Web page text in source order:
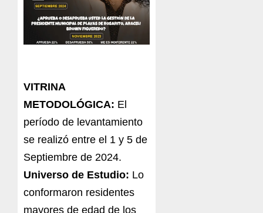
VITRINA
METODOLÓGICA: El
período de levantamiento
se realizó entre el 1 y 5 de
Septiembre de 2024.
Universo de Estudio: Lo
conformaron residentes
mayores de edad de los